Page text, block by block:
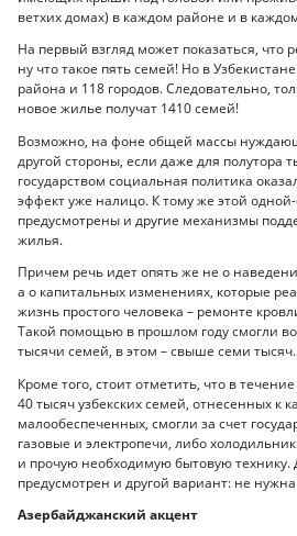
ветхих домах) в каждом районе и в
На первый взгляд может показаться, что
ну что такое пять семей! Но в
района и 118 городов. Следовательно,
новое жилье получат 1410 семей!
Возможно, на фоне общей массы
другой стороны, если даже для полутора
государством социальная политика
эффект уже налицо. К тому же этой
предусмотрены и другие механизмы
жилья.
Причем речь идет опять же не о
а о капитальных изменениях, которые
жизнь простого человека – ремонте
Такой помощью в прошлом году смогли
тысячи семей, в этом – свыше семи тысяч.
Кроме того, стоит отметить, что в
40 тысяч узбекских семей, отнесенных к
малообеспеченных, смогли за счет
газовые и электропечи, либо
и прочую необходимую бытовую технику.
предусмотрен и другой вариант: не
Азербайджанский акцент